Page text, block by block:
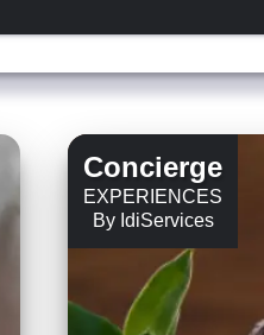
Concierge
EXPERIENCES
By IdiServices